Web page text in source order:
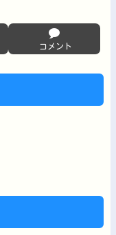
コメント